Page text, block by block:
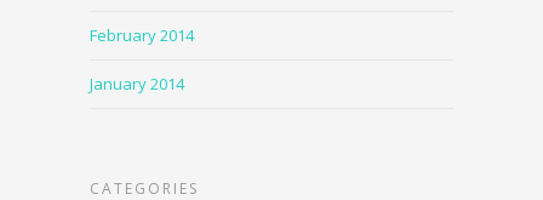
February 2014
January 2014
CATEGORIES